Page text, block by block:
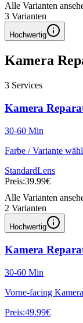
Alle Varianten
3 Varianten
Hochwertig
Kamera
3 Services
Kamera
30-60 Min
Farbe / Variante
StandardLens
Preis:39.99€
Alle Varianten
2 Varianten
Hochwertig
Kamera
30-60 Min
Vorne-facing
Preis:49.99€